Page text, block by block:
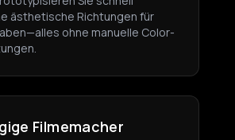
ästhetische Richtungen für
ohne manuelle Color-
Filmemacher